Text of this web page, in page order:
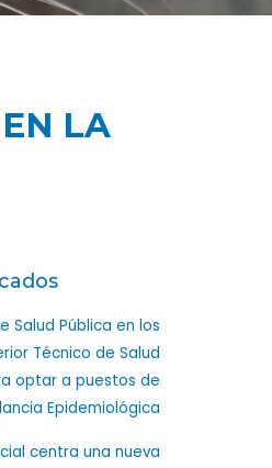
LA
Salud Pública en los
Técnico de Salud
optar a puestos de
Epidemiológica
centra una nueva